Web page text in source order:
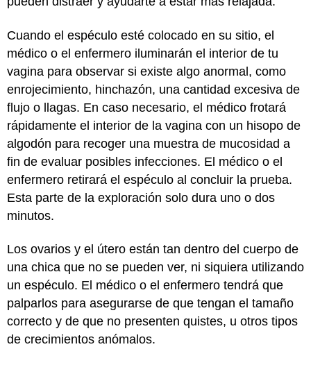
Cuando el espéculo esté colocado en su sitio, el
médico o el enfermero iluminarán el interior de tu
vagina para observar si existe algo anormal, como
enrojecimiento, hinchazón, una cantidad excesiva de
flujo o llagas. En caso necesario, el médico frotará
rápidamente el interior de la vagina con un hisopo de
algodón para recoger una muestra de mucosidad a
fin de evaluar posibles infecciones. El médico o el
enfermero retirará el espéculo al concluir la prueba.
Esta parte de la exploración solo dura uno o dos
minutos.
Los ovarios y el útero están tan dentro del cuerpo de
una chica que no se pueden ver, ni siquiera utilizando
un espéculo. El médico o el enfermero tendrá que
palparlos para asegurarse de que tengan el tamaño
correcto y de que no presenten quistes, u otros tipos
de crecimientos anómalos.